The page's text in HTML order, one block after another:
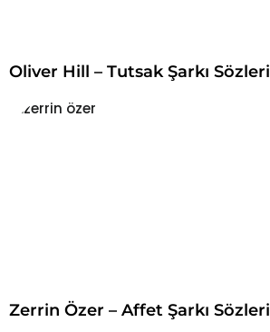
Oliver Hill – Tutsak Şarkı Sözleri
Zerrin Özer – Affet Şarkı Sözleri